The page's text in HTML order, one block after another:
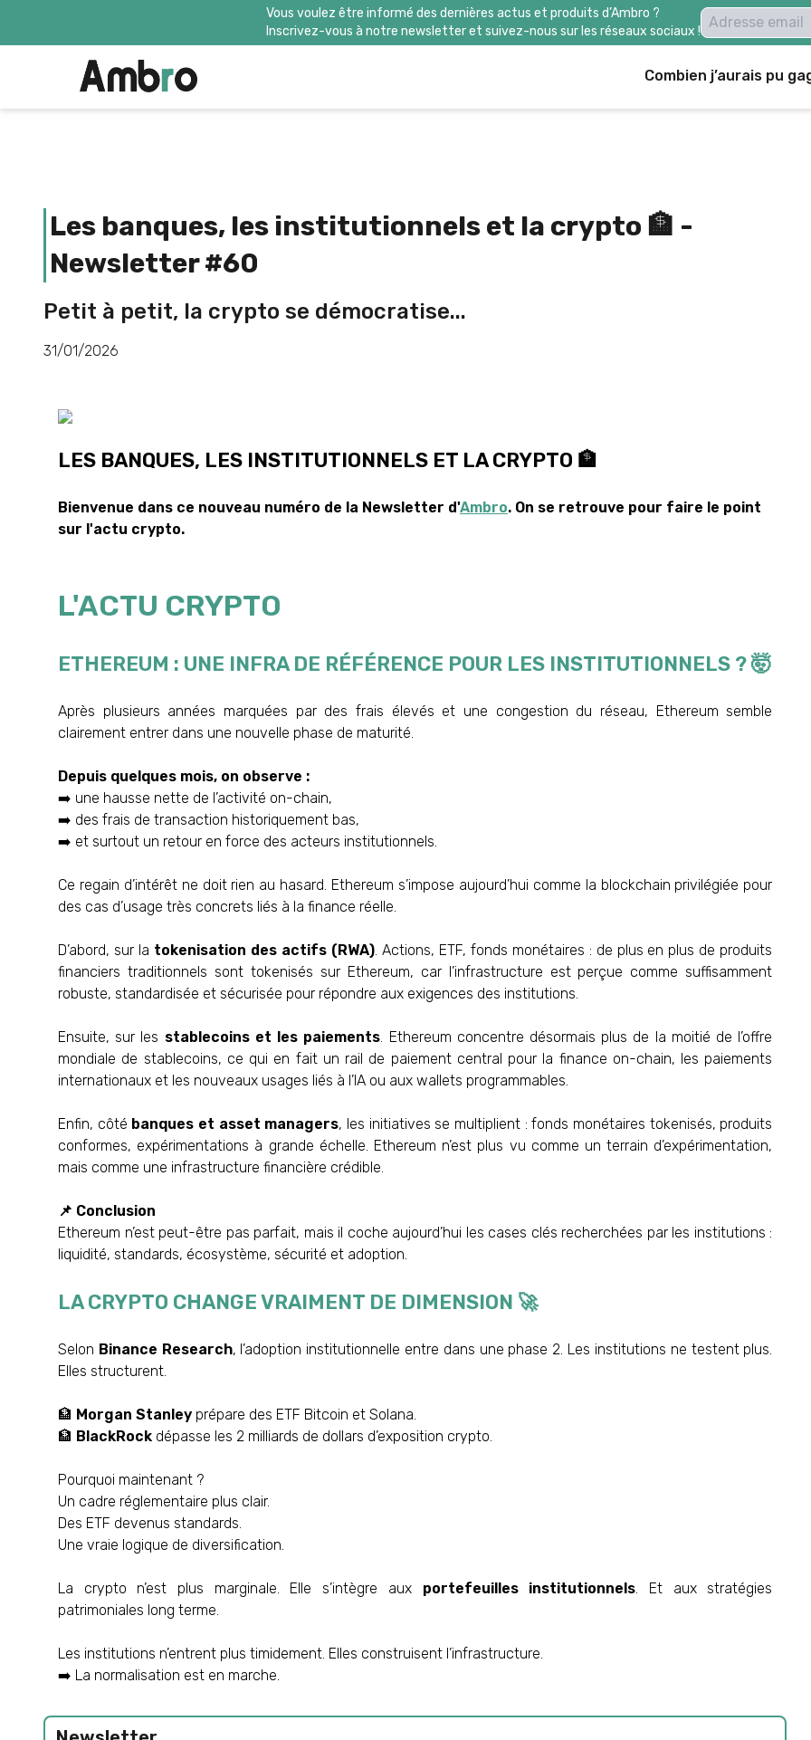
Vous voulez être informé des dernières actus et produits d’Ambro ?
Inscrivez-vous à notre newsletter et suivez-nous sur les réseaux sociaux !
Combien j’aurais pu
Les banques, les institutionnels et la crypto 🏦 -
Newsletter #60
Petit à petit, la crypto se démocratise...
31/01/2026
LES BANQUES, LES INSTITUTIONNELS ET LA CRYPTO 🏦
Bienvenue dans ce nouveau numéro de la Newsletter d'Ambro. On se retrouve pour faire le point
sur l'actu crypto.
L'ACTU CRYPTO
ETHEREUM : UNE INFRA DE RÉFÉRENCE POUR LES INSTITUTIONNELS ? 🤯
Après plusieurs années marquées par des frais élevés et une congestion du réseau, Ethereum semble
clairement entrer dans une nouvelle phase de maturité.
Depuis quelques mois, on observe :
➡️ une hausse nette de l’activité on-chain,
➡️ des frais de transaction historiquement bas,
➡️ et surtout un retour en force des acteurs institutionnels.
Ce regain d’intérêt ne doit rien au hasard. Ethereum s’impose aujourd’hui comme la blockchain privilégiée pour
des cas d’usage très concrets liés à la finance réelle.
D’abord, sur la tokenisation des actifs (RWA). Actions, ETF, fonds monétaires : de plus en plus de produits
financiers traditionnels sont tokenisés sur Ethereum, car l’infrastructure est perçue comme suffisamment
robuste, standardisée et sécurisée pour répondre aux exigences des institutions.
Ensuite, sur les stablecoins et les paiements. Ethereum concentre désormais plus de la moitié de l’offre
mondiale de stablecoins, ce qui en fait un rail de paiement central pour la finance on-chain, les paiements
internationaux et les nouveaux usages liés à l’IA ou aux wallets programmables.
Enfin, côté banques et asset managers, les initiatives se multiplient : fonds monétaires tokenisés, produits
conformes, expérimentations à grande échelle. Ethereum n’est plus vu comme un terrain d’expérimentation,
mais comme une infrastructure financière crédible.
📌 Conclusion
Ethereum n’est peut-être pas parfait, mais il coche aujourd’hui les cases clés recherchées par les institutions :
liquidité, standards, écosystème, sécurité et adoption.
LA CRYPTO CHANGE VRAIMENT DE DIMENSION 🚀
Selon Binance Research, l’adoption institutionnelle entre dans une phase 2. Les institutions ne testent plus.
Elles structurent.
🏦 Morgan Stanley prépare des ETF Bitcoin et Solana.
🏦 BlackRock dépasse les 2 milliards de dollars d’exposition crypto.
Pourquoi maintenant ?
Un cadre réglementaire plus clair.
Des ETF devenus standards.
Une vraie logique de diversification.
La crypto n’est plus marginale. Elle s’intègre aux portefeuilles institutionnels. Et aux stratégies
patrimoniales long terme.
Les institutions n’entrent plus timidement. Elles construisent l’infrastructure.
➡️ La normalisation est en marche.